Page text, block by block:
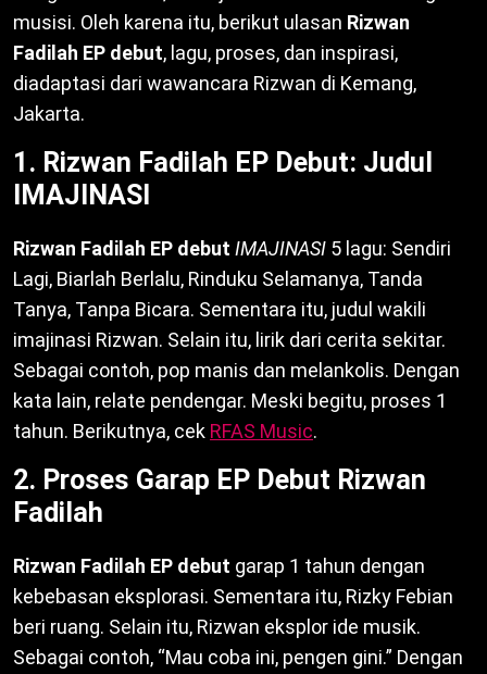
musisi. Oleh karena itu, berikut ulasan Rizwan
Fadilah EP debut, lagu, proses, dan inspirasi,
diadaptasi dari wawancara Rizwan di Kemang,
Jakarta.
1. Rizwan Fadilah EP Debut: Judul
IMAJINASI
Rizwan Fadilah EP debut IMAJINASI 5 lagu: Sendiri
Lagi, Biarlah Berlalu, Rinduku Selamanya, Tanda
Tanya, Tanpa Bicara. Sementara itu, judul wakili
imajinasi Rizwan. Selain itu, lirik dari cerita sekitar.
Sebagai contoh, pop manis dan melankolis. Dengan
kata lain, relate pendengar. Meski begitu, proses 1
tahun. Berikutnya, cek RFAS Music.
2. Proses Garap EP Debut Rizwan
Fadilah
Rizwan Fadilah EP debut garap 1 tahun dengan
kebebasan eksplorasi. Sementara itu, Rizky Febian
beri ruang. Selain itu, Rizwan eksplor ide musik.
Sebagai contoh, “Mau coba ini, pengen gini.” Dengan